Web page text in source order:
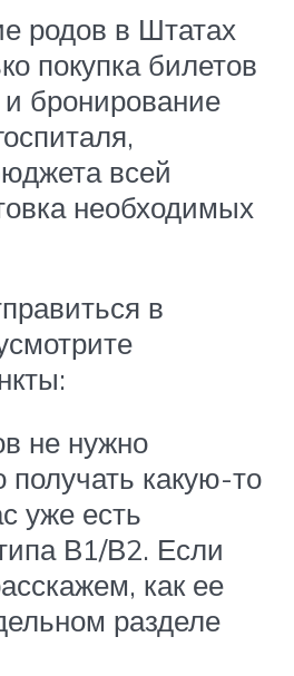
родов в Штатах
покупка билетов
бронирование
всей
необходимых
в
не нужно
получать какую-то
уже есть
В1/В2. Если
как ее
разделе